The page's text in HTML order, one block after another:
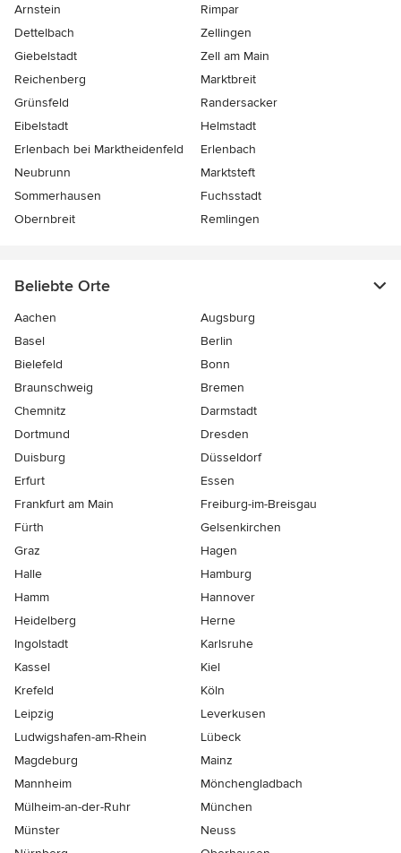
Arnstein
Rimpar
Dettelbach
Zellingen
Giebelstadt
Zell am Main
Reichenberg
Marktbreit
Grünsfeld
Randersacker
Eibelstadt
Helmstadt
Erlenbach bei Marktheidenfeld
Erlenbach
Neubrunn
Marktsteft
Sommerhausen
Fuchsstadt
Obernbreit
Remlingen
Beliebte Orte
Aachen
Augsburg
Basel
Berlin
Bielefeld
Bonn
Braunschweig
Bremen
Chemnitz
Darmstadt
Dortmund
Dresden
Duisburg
Düsseldorf
Erfurt
Essen
Frankfurt am Main
Freiburg-im-Breisgau
Fürth
Gelsenkirchen
Graz
Hagen
Halle
Hamburg
Hamm
Hannover
Heidelberg
Herne
Ingolstadt
Karlsruhe
Kassel
Kiel
Krefeld
Köln
Leipzig
Leverkusen
Ludwigshafen-am-Rhein
Lübeck
Magdeburg
Mainz
Mannheim
Mönchen­gladbach
Mülheim-an-der-Ruhr
München
Münster
Neuss